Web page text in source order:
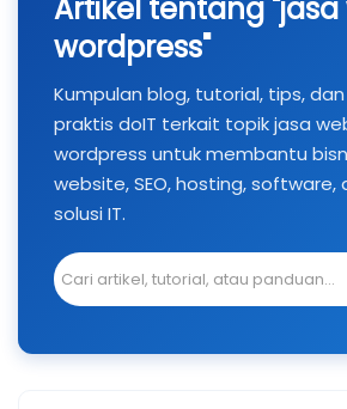
Artikel tentang
wordpress"
Kumpulan blog, tutorial, tips,
praktis doIT terkait topik jasa
wordpress untuk membantu
website, SEO, hosting, software,
solusi IT.